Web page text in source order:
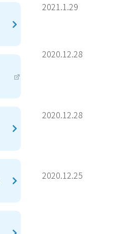
2021.1.29
2020.12.28
2020.12.28
2020.12.25